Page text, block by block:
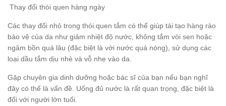
Thay đổi thói quen hàng ngày
Các thay đổi nhỏ trong thói quen tắm có thể giúp tái tạo hàng rào
bảo vệ của da như giảm nhiệt độ nước, không tắm vòi sen hoặc
ngâm bồn quá lâu (đặc biệt là với nước quá nóng), sử dụng các
loại dầu tắm dịu nhè và vỗ nhẹ vào da.
Gặp chuyên gia dinh dưỡng hoặc bác sĩ của bạn nếu bạn nghĩ
đây có thể là vấn đề. Uống đủ nước là rất quan trọng, đặc biệt là
đối với người lớn tuổi.